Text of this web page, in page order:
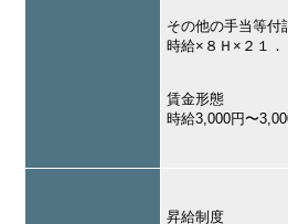
その他の手当等付
時給×８Ｈ×２１．
賃金形態
時給3,000円〜
昇給制度